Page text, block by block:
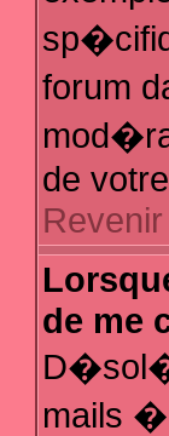
forum
de
de me
mails